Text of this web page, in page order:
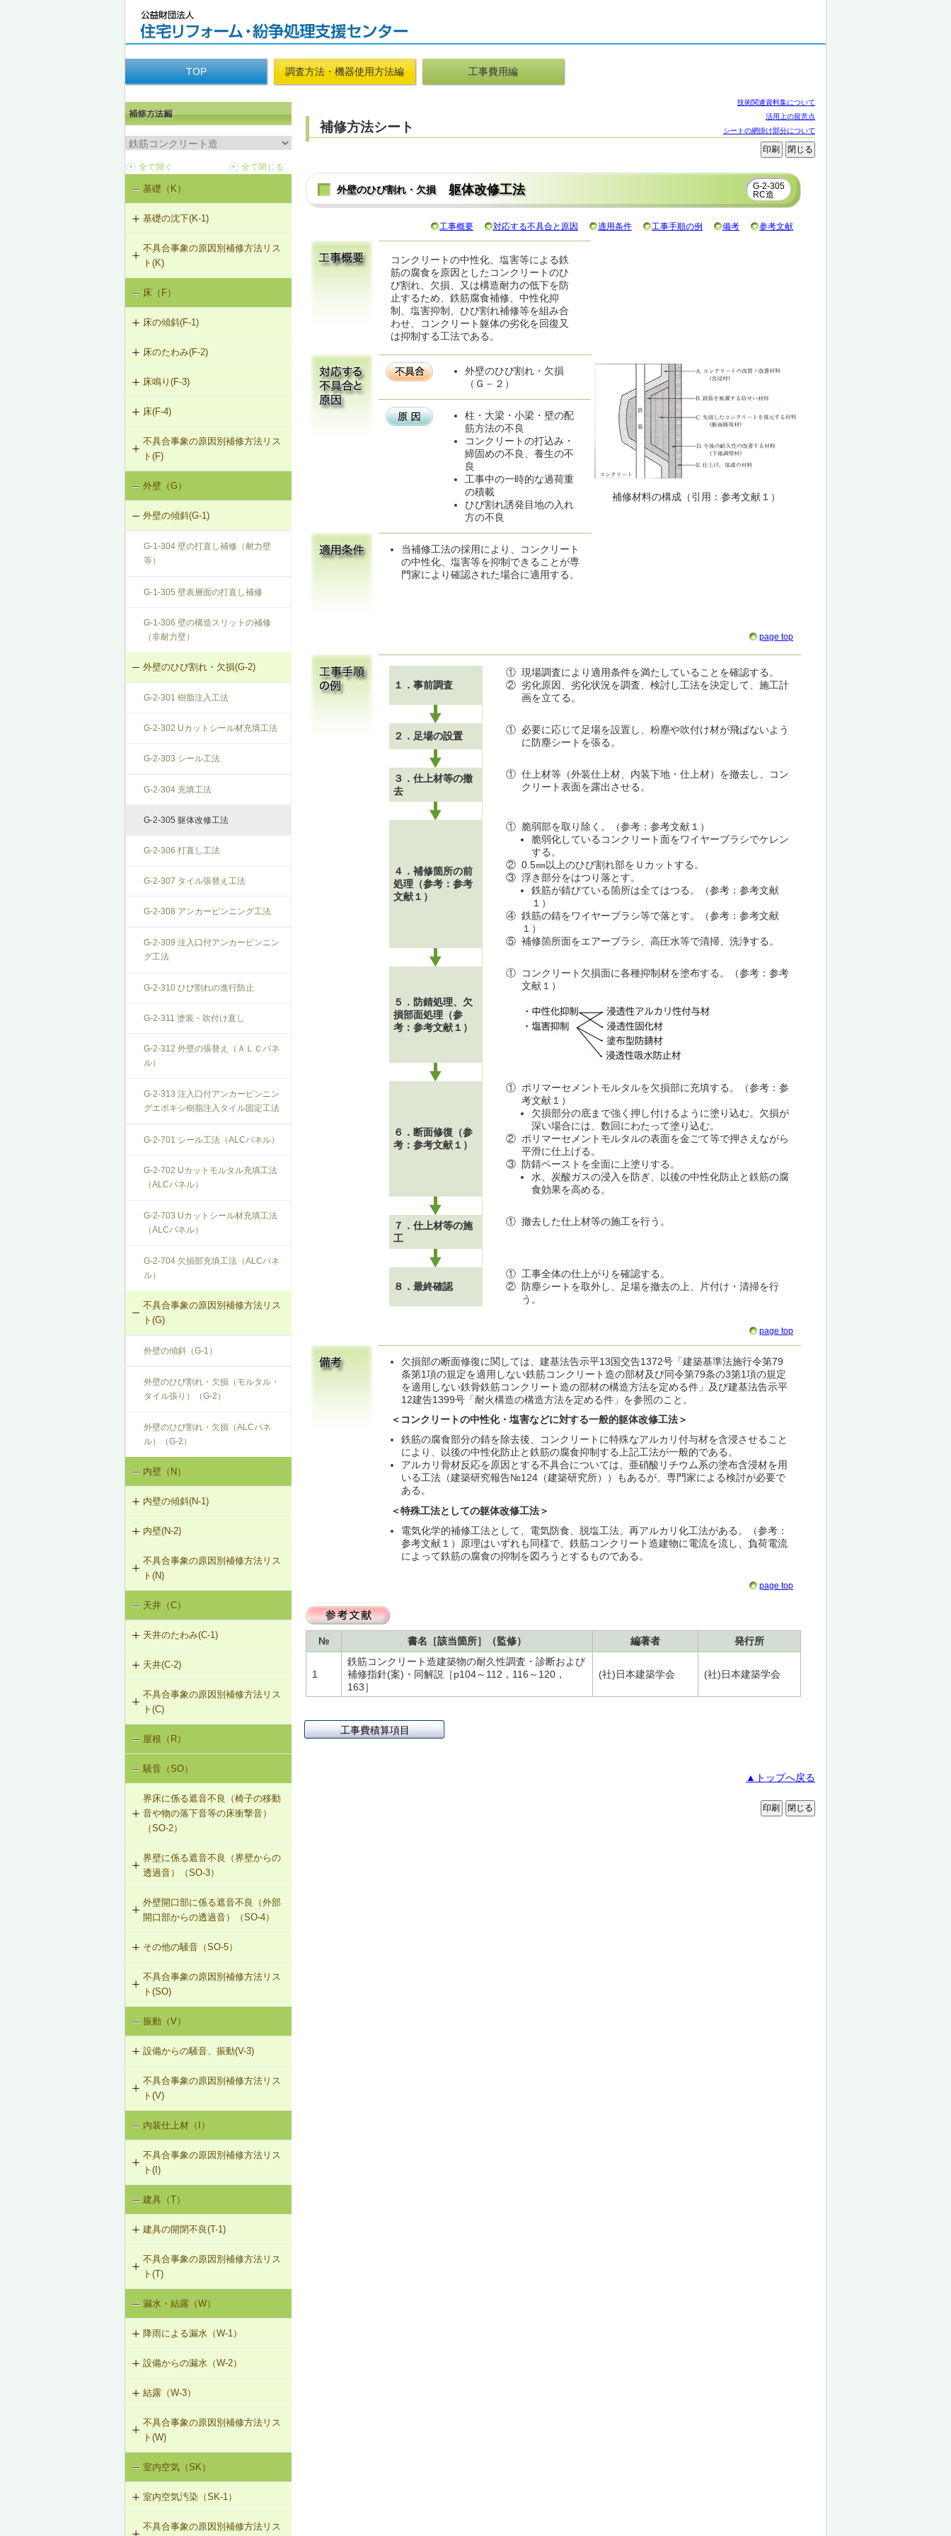
TOP 調査方法・機器使用方法編 工事費用編
基礎（K）
基礎の沈下(K-1)
K-1-702 耐圧版工法
K-1-703 グラウト注入工法
K-1-704 アンダーピニング工法
不具合事象の原因別補修方法リス
ト(K)
基礎の沈下（K-1）
床（F）
床の傾斜(F-1)
F-1-301 梁下への柱増設
F-1-304 梁の増打ち工法
F-1-305 片持ちスラブ下面への鉄骨
梁増設
床のたわみ(F-2)
F-2-301 スラブ上面へのかすがい筋
埋め込み
F-2-302 スラブ下面への鋼板張付け
F-2-303 スラブ下面への連続繊維シ
ート接着
設
F-2-305 セルフレベリング材による
床の補修
床鳴り(F-3)
F-3-701 床下地・仕上材の張替え
床(F-4)
F-4-001 ビニル床シートの張替え
F-4-002 カーペットの張替え
F-4-701 フローリングの張替え
不具合事象の原因別補修方法リス
ト(F)
床の傾斜（F-1）
床のたわみ（F-2）
床鳴り（F-3）
外壁（G）
外壁の傾斜(G-1)
G-1-304 壁の打直し補修（耐力壁
等）
G-1-305 壁表層面の打直し補修
G-1-306 壁の構造スリットの補修
（非耐力壁）
外壁のひび割れ・欠損(G-2)
G-2-301 樹脂注入工法
G-2-302 Uカットシール材充填工法
G-2-303 シール工法
G-2-304 充填工法
G-2-305 躯体改修工法
G-2-306 打直し工法
G-2-307 タイル張替え工法
G-2-308 アンカーピンニング工法
G-2-309 注入口付アンカーピンニン
グ工法
G-2-310 ひび割れの進行防止
G-2-311 塗装・吹付け直し
G-2-312 外壁の張替え（ＡＬＣパネ
ル）
G-2-313 注入口付アンカーピンニン
グエポキシ樹脂注入タイル固定工法
G-2-701 シール工法（ALCパネル）
G-2-702 Uカットモルタル充填工法
（ALCパネル）
G-2-703 Uカットシール材充填工法
（ALCパネル）
G-2-704 欠損部充填工法（ALCパネ
ル）
不具合事象の原因別補修方法リス
ト(G)
外壁の傾斜（G-1）
外壁のひび割れ・欠損（モルタル・
タイル張り）（G-2）
外壁のひび割れ・欠損（ALCパネ
ル）（G-2）
内壁（N）
内壁の傾斜(N-1)
N-1-001 下地材・仕上材の取替え
（内壁部）
内壁(N-2)
N-2-001 仕上材の張替え（内壁部）
不具合事象の原因別補修方法リス
ト(N)
内壁の傾斜（N-1）
天井（C）
天井のたわみ(C-1)
C-1-701 天井下地材・仕上材の張替
え
天井(C-2)
C-2-001 天井仕上材の張替え
不具合事象の原因別補修方法リス
ト(C)
天井のたわみ（C-1）
屋根（R）
騒音（SO）
界床に係る遮音不良（椅子の移動
音や物の落下音等の床衝撃音）
（SO-2）
SO-2-301 軽量床衝撃音に対する遮
音性能のある乾式二重床への交換
SO-2-302 軽量床衝撃音に対する遮
音性能のある直張り床への交換
界壁に係る遮音不良（界壁からの
透過音）（SO-3）
SO-3-301 せっこうボード直張り工
法の空げき部分へのモルタル充填
SO-3-302 コンセントボックスが対
面する位置にあるRC造の界壁の補修
SO-3-303 断熱材の折り返し部分に
せっこうボード直張り工法を採用し
たRC造の界壁の補修
外壁開口部に係る遮音不良（外部
開口部からの透過音）（SO-4）
SO-4-301 遮音性能のある外部建具
への交換
その他の騒音（SO-5）
SO-5-301 弾力性のあるビニル床シ
ート材への交換
SO-5-302 バルコニー手すりの風騒
音（笛吹き音）を防止する補助部材
の設置
不具合事象の原因別補修方法リス
ト(SO)
界床に係る遮音不良（床歩行音等の
床衝撃音）（SO-1）
界床に係る遮音不良（椅子の移動音
や物の落下音等の床衝撃音）（SO-
2）
界壁に係る遮音不良（界壁からの透
過音）（SO-3）
外壁開口部に係る遮音不良（外部開
口部からの透過音）（SO-4）
振動（V）
設備からの騒音、振動(V-3)
V-3-001 換気扇・ダクト等の交換工
事
V-3-002 水栓の取付け直し
V-3-003 器具用通気弁の取付け
V-3-004 遮音性能のある換気フード
への交換
V-3-005 駐輪機からの音・振動の伝
V-3-301 給水管からの音・振動の伝
置）
V-3-302 排水管からの音・振動の伝
の伝搬を防止する措置
V-3-304 大便器からの音・振動の伝
搬を防止する措置
換
不具合事象の原因別補修方法リス
ト(V)
床振動（V-1）
水平振動（V-2）
設備からの騒音、振動（V-3）
内装仕上材（I）
不具合事象の原因別補修方法リス
ト(I)
内装仕上材の汚損（I-1）
内装仕上材のひび割れ、はがれ等
（I-2）
建具（T）
建具の開閉不良(T-1)
T-1-001 丁番の取付け調整
T-1-002 丁番の取替え
T-1-003 ラッチボルト受金物の調整
T-1-004 錠の取替え
T-1-007 敷居のレベル調整
T-1-008 建具上桟削り調整
T-1-009 建具枠の取替え
不具合事象の原因別補修方法リス
ト(T)
建具の開閉不良（T-1）
漏水・結露（W）
降雨による漏水（W-1）
W-1-301 パラペット笠木の補修
W-1-302 パラペットの打直し、防水
層の再施工（アスファルト防水・改
質アスファルトシート防水）
W-1-303 パラペットの水切り設置、
防水層立上り部の再施工（アスファ
ルト防水）
W-1-304 防水層平場の再施工（アス
ファルト系保護防水）
設備からの漏水（W-2）
W-2-001 混合水栓の接続部品の交換
W-2-002 給湯配管の取替え、再固定
W-2-003 給水・給湯配管接続部のガ
スケット交換
W-2-004 継手の交換
W-2-005 大便器と排水配管接続部の
結露（W-3）
W-3-001 防露型の便器・ロータンク
に交換
W-3-002 結露受、結露排水口の追加
W-3-003 熱交換型換気扇の設置
W-3-004 湿度連動型換気扇の設置
不具合事象の原因別補修方法リス
ト(W)
降雨による漏水（W-1）
設備からの漏水（W-2）
結露（W-3）
室内空気（SK）
室内空気汚染（SK-1）
SK-1-001 給排気口の位置の変更
不具合事象の原因別補修方法リス
補修方法シート
技術関連資料集について
活用上の留意点
シートの網掛け部分について
外壁のひび割れ・欠損 躯体改修工法
G-2-305
RC造
工事概要 対応する不具合と原因 適用条件 工事手順の例 備考 参考文献
コンクリートの中性化、塩害等による鉄
筋の腐食を原因としたコンクリートのひ
び割れ、欠損、又は構造耐力の低下を防
止するため、鉄筋腐食補修、中性化抑
制、塩害抑制、ひび割れ補修等を組み合
わせ、コンクリート躯体の劣化を回復又
は抑制する工法である。
補修材料の構成（引用：参考文献１）
外壁のひび割れ・欠損
（Ｇ－２）
柱・大梁・小梁・壁の配
筋方法の不良
コンクリートの打込み・
締固めの不良、養生の不
良
工事中の一時的な過荷重
の積載
ひび割れ誘発目地の入れ
方の不良
当補修工法の採用により、コンクリート
の中性化、塩害等を抑制できることが専
門家により確認された場合に適用する。
page top
１．事前調査
① 現場調査により適用条件を満たしていることを確認する。
② 劣化原因、劣化状況を調査、検討し工法を決定して、施工計
画を立てる。
２．足場の設置
① 必要に応じて足場を設置し、粉塵や吹付け材が飛ばないよう
に防塵シートを張る。
３．仕上材等の撤
去
① 仕上材等（外装仕上材、内装下地・仕上材）を撤去し、コン
クリート表面を露出させる。
４．補修箇所の前
処理（参考：参考
文献１）
① 脆弱部を取り除く。（参考：参考文献１）
脆弱化しているコンクリート面をワイヤーブラシでケレン
する。
② 0.5㎜以上のひび割れ部をＵカットする。
③ 浮き部分をはつり落とす。
鉄筋が錆びている箇所は全てはつる。（参考：参考文献
１）
④ 鉄筋の錆をワイヤーブラシ等で落とす。（参考：参考文献
１）
⑤ 補修箇所面をエアーブラシ、高圧水等で清掃、洗浄する。
５．防錆処理、欠
損部面処理（参
考：参考文献１）
①
コンクリート欠損面に各種抑制材を塗布する。（参考：参考
文献１）
６．断面修復（参
考：参考文献１）
① ポリマーセメントモルタルを欠損部に充填する。（参考：参
考文献１）
欠損部分の底まで強く押し付けるように塗り込む。欠損が
深い場合には、数回にわたって塗り込む。
② ポリマーセメントモルタルの表面を金ごて等で押さえながら
平滑に仕上げる。
③ 防錆ペーストを全面に上塗りする。
水、炭酸ガスの浸入を防ぎ、以後の中性化防止と鉄筋の腐
食効果を高める。
７．仕上材等の施
工
① 撤去した仕上材等の施工を行う。
８．最終確認
① 工事全体の仕上がりを確認する。
② 防塵シートを取外し、足場を撤去の上、片付け・清掃を行
う。
page top
欠損部の断面修復に関しては、建基法告示平13国交告1372号「建築基準法施行令第79
条第1項の規定を適用しない鉄筋コンクリート造の部材及び同令第79条の3第1項の規定
を適用しない鉄骨鉄筋コンクリート造の部材の構造方法を定める件」及び建基法告示平
12建告1399号「耐火構造の構造方法を定める件」を参照のこと。
＜コンクリートの中性化・塩害などに対する一般的躯体改修工法＞
鉄筋の腐食部分の錆を除去後、コンクリートに特殊なアルカリ付与材を含浸させること
により、以後の中性化防止と鉄筋の腐食抑制する上記工法が一般的である。
アルカリ骨材反応を原因とする不具合については、亜硝酸リチウム系の塗布含浸材を用
いる工法（建築研究報告№124（建築研究所））もあるが、専門家による検討が必要で
ある。
＜特殊工法としての躯体改修工法＞
電気化学的補修工法として、電気防食、脱塩工法、再アルカリ化工法がある。（参考：
参考文献１）原理はいずれも同様で、鉄筋コンクリート造建物に電流を流し、負荷電流
によって鉄筋の腐食の抑制を図ろうとするものである。
page top
№ 書名［該当箇所］（監修） 編著者 発行所
1
鉄筋コンクリート造建築物の耐久性調査・診断および
補修指針(案)・同解説［p104～112，116～120，
163］
(社)日本建築学会 (社)日本建築学会
工事費積算項目
▲トップへ戻る